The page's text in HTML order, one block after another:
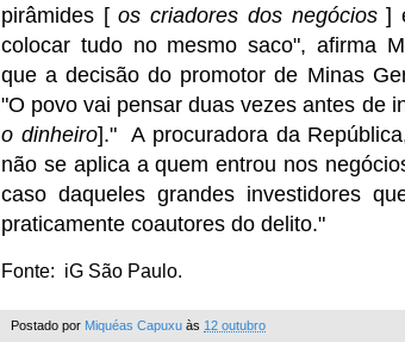
pirâmides [os criadores dos negócios]
colocar tudo no mesmo saco", afirma
que a decisão do promotor de Minas
"O povo vai pensar duas vezes antes de
o dinheiro]." A procuradora da
não se aplica a quem entrou nos
caso daqueles grandes investidores
praticamente coautores do delito."
Fonte: iG São Paulo.
Postado por Miquéas Capuxu às 12 outubro